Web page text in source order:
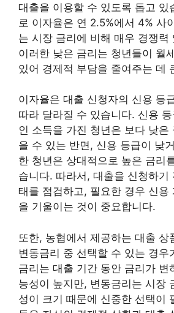
대출을 이용할 수 있도록 돕고 있
로 이자율은 연 2.5%에서 4% 사
는 시장 금리에 비해 매우 경쟁력
이러한 낮은 금리는 청년들이 월
있어 경제적 부담을 줄여주는 데
이자율은 대출 신청자의 신용 등
따라 달라질 수 있습니다. 신용
인 소득을 가진 청년은 보다 낮은
을 수 있는 반면, 신용 등급이 낮
한 청년은 상대적으로 높은 금리
습니다. 따라서, 대출을 신청하기
태를 점검하고, 필요한 경우 신용
을 기울이는 것이 중요합니다.
또한, 농협에서 제공하는 대출 상
변동금리 중 선택할 수 있는 경우
금리는 대출 기간 동안 금리가 변
능성이 높지만, 변동금리는 시장
성이 크기 때문에 신중한 선택이